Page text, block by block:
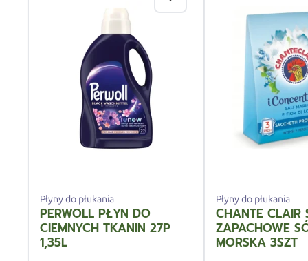
Płyny do płukania
PERWOLL PŁYN DO
CIEMNYCH TKANIN 27P
1,35L
Płyny do płukania
CHANTE CLAIR
ZAPACHOWE
MORSKA 3SZT